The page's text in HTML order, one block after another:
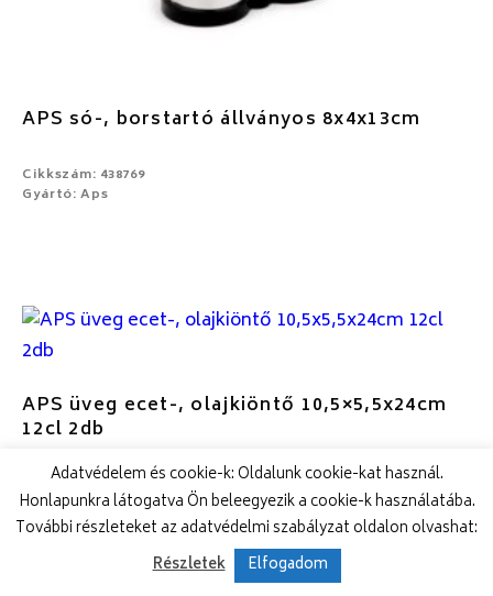
APS só-, borstartó állványos 8x4x13cm
Cikkszám: 438769
Gyártó: Aps
APS üveg ecet-, olajkiöntő 10,5×5,5x24cm
12cl 2db
Cikkszám: 438732
Gyártó: Aps
Adatvédelem és cookie-k: Oldalunk cookie-kat használ.
Honlapunkra látogatva Ön beleegyezik a cookie-k használatába.
További részleteket az adatvédelmi szabályzat oldalon olvashat:
Részletek
Elfogadom